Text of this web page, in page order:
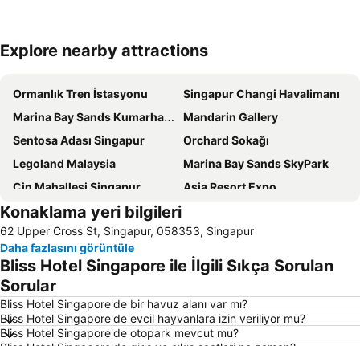
Haritayı genişlet
Explore nearby attractions
Ormanlık Tren İstasyonu
Singapur Changi Havalimanı
Marina Bay Sands Kumarhanesi
Mandarin Gallery
Sentosa Adası Singapur
Orchard Sokağı
Legoland Malaysia
Marina Bay Sands SkyPark
Çin Mahallesi Singapur
Asia Resort Expo
Bugis
Marina Bay Metro Station
Marina South Pier Metro Station
Orchard Central
Fort Canning Parkı Singapur
Marina Area
The Shoppes at Marina Bay Sands
Singapur Limanı
Clarke Quay Metro Station
Changi
Konaklama yeri bilgileri
62 Upper Cross St, Singapur, 058353, Singapur
Daha fazlasını görüntüle
Bliss Hotel Singapore ile İlgili Sıkça Sorulan
Sorular
Bliss Hotel Singapore'de bir havuz alanı var mı?
Bliss Hotel Singapore'de evcil hayvanlara izin veriliyor mu?
Bliss Hotel Singapore'de otopark mevcut mu?